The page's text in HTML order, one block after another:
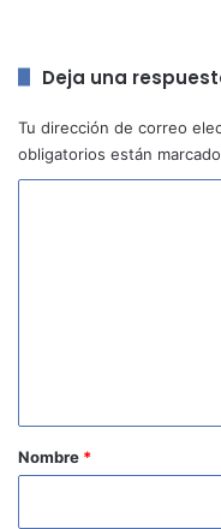
Deja una
Tu dirección de correo
obligatorios están
rNombre *